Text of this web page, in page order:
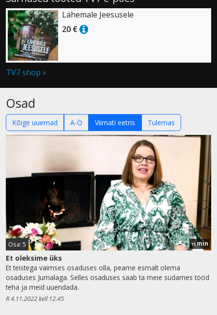
Lähemale Jeesusele
20 €
TV7 shop »
Osad
Kõige uuemad A-Ö Viimati eetris Tulemas
Osa: 5 15min
Et oleksime üks
Et teistega vaimses osaduses olla, peame esmalt olema
osaduses Jumalaga. Selles osaduses saab ta meie südames tööd
teha ja meid uuendada.
R 4.11.2022 kell 12.45